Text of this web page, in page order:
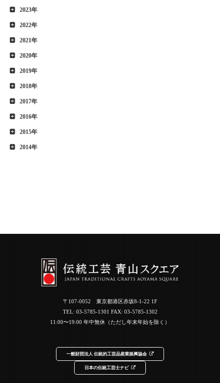
2023年
2022年
2021年
2020年
2019年
2018年
2017年
2016年
2015年
2014年
〒107-0052 東京都港区赤坂8-1-22 1F
TEL: 03-5785-1301 FAX: 03-5785-1302
11:00〜19:00 年中無休（ただし年末年始を除く）
一般財団法人 伝統的工芸品産業振興協会
日本の伝統工芸士ナビ